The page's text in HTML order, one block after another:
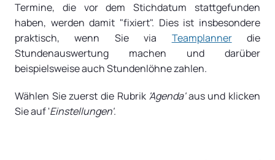
Termine, die vor dem Stichdatum stattgefunden
haben, werden damit "fixiert". Dies ist insbesondere
praktisch, wenn Sie via Teamplannerdie
Stundenauswertung machen und darüber
beispielsweise auch Stundenlöhne zahlen.
Wählen Sie zuerst die Rubrik 'Agenda'aus und klicken
Sie auf 'Einstellungen'.